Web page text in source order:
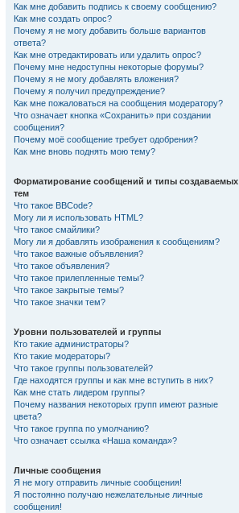
Как мне добавить подпись к своему сообщению?
Как мне создать опрос?
Почему я не могу добавить больше вариантов
ответа?
Как мне отредактировать или удалить опрос?
Почему мне недоступны некоторые форумы?
Почему я не могу добавлять вложения?
Почему я получил предупреждение?
Как мне пожаловаться на сообщения модератору?
Что означает кнопка «Сохранить» при создании
сообщения?
Почему моё сообщение требует одобрения?
Как мне вновь поднять мою тему?
Форматирование сообщений и типы создаваемых
тем
Что такое BBCode?
Могу ли я использовать HTML?
Что такое смайлики?
Могу ли я добавлять изображения к сообщениям?
Что такое важные объявления?
Что такое объявления?
Что такое прилепленные темы?
Что такое закрытые темы?
Что такое значки тем?
Уровни пользователей и группы
Кто такие администраторы?
Кто такие модераторы?
Что такое группы пользователей?
Где находятся группы и как мне вступить в них?
Как мне стать лидером группы?
Почему названия некоторых групп имеют разные
цвета?
Что такое группа по умолчанию?
Что означает ссылка «Наша команда»?
Личные сообщения
Я не могу отправить личные сообщения!
Я постоянно получаю нежелательные личные
сообщения!